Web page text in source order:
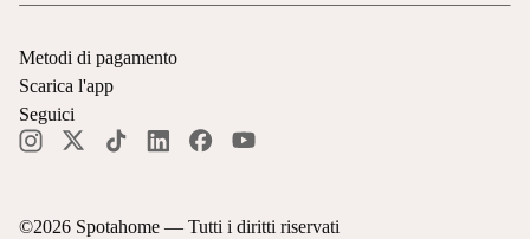
©2026 Spotahome — Tutti i diritti riservati
Metodi di pagamento
Scarica l'app
Seguici